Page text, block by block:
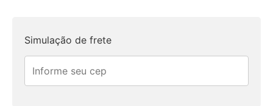
Simulação de frete